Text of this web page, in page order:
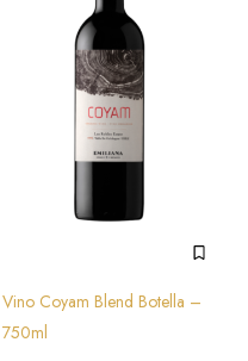
Vino Coyam Blend Botella –
750ml